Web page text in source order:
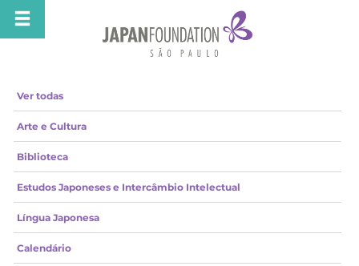
Ver todas
Arte e Cultura
Biblioteca
Estudos Japoneses e Intercâmbio Intelectual
Língua Japonesa
Calendário